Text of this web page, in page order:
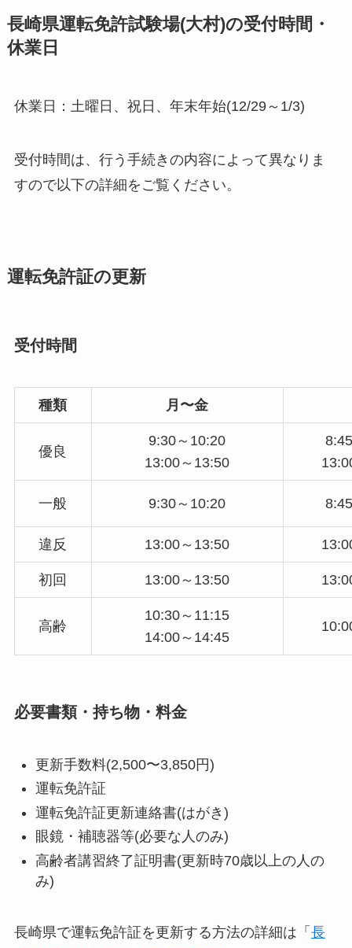
長崎県運転免許試験場(大村)の受付時間・
休業日
休業日：土曜日、祝日、年末年始(12/29～1/3)
受付時間は、行う手続きの内容によって異なりま
すので以下の詳細をご覧ください。
運転免許証の更新
受付時間
種類 月〜金
優良
9:30～10:20
13:00～13:50
一般 9:30～10:20
違反 13:00～13:50
初回 13:00～13:50
高齢
10:30～11:15
14:00～14:45
必要書類・持ち物・料金
更新手数料(2,500〜3,850円)
運転免許証
運転免許証更新連絡書(はがき)
眼鏡・補聴器等(必要な人のみ)
高齢者講習終了証明書(更新時70歳以上の人の
み)
長崎県で運転免許証を更新する方法の詳細は「 長